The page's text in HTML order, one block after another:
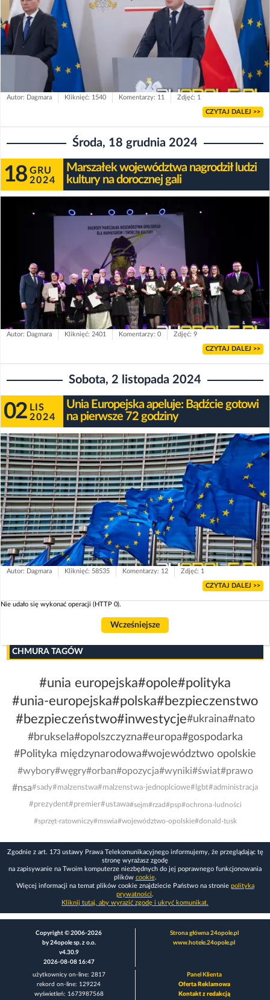
Autor: Dagmara Kliknięć: 1540 Komentarzy: 11 Zdjęć: 1
CZYTAJ DALEJ >>
Środa, 18 grudnia 2024
18 GRU
2024
Marszałek województwa nagrodził ludzi
kultury na dorocznej gali
Autor: Dagmara Kliknięć: 2401 Komentarzy: 0 Zdjęć: 9
CZYTAJ DALEJ >>
Sobota, 2 listopada 2024
02 LIS
2024
Unia Europejska apeluje: Bądźcie gotowi
na pierwsze 72 godziny
Autor: Dagmara Kliknięć: 58535 Komentarzy: 12 Zdjęć: 1
CZYTAJ DALEJ >>
Nie udało się wykonać operacji (HTTP 0).
Wcześniejsze
CHMURA TAGÓW
#unia europejska#opole#polityka
#unia-europejska#polska#bezpieczenstwo
#bezpieczeństwo#inwestycje#ukraina#nato
#bruksela#opolszczyzna#europa#gospodarka
#Polityka międzynarodowa#województwo opolskie
#wybory#węgry#orban#opozycja#wyniki#świat#prawo
#nsa#sady#malzenstwa#malzenstwa-jednoplciowe#lgbt#administracja
#prezydent#premier#ustawa#sejm#rzad#psp#ochrona-ludności
#sprzęt-ratowniczy#mswia#województwo-opolskie#donald-tusk
Zgodnie z art. 173 ustawy Prawa Telekomunikacyjnego informujemy, że przeglądając tę
stronę wyrażasz zgodę
na zapisywanie na Twoim komputerze niezbędnych do jej poprawnego funkcjonowania
plików cookie.
Więcej informacji na temat plików cookie znajdziecie Państwo na stronie polityka
prywatności.
Kliknij tutaj, aby wyrazić zgodę i ukryć komunikat.
Copyright © 2006-2026
by 24opole sp. z o.o.
v4.30.9
2026-08-08 16:47
Strona główna 24opole.pl
www.hotele.24opole.pl
użytkownicy on-line: 2817
rekord on-line: 129224
wyświetleń: 1673987568
Panel Klienta
Oferta Reklamowa
Kontakt z redakcją